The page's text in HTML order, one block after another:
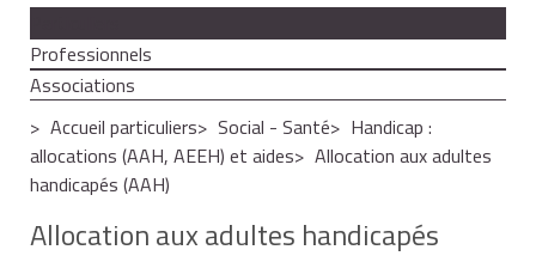
Professionnels
Associations
Accueil particuliers
Social - Santé
Handicap :
allocations (AAH, AEEH) et aides
Allocation aux adultes
handicapés (AAH)
Allocation aux adultes handicapés